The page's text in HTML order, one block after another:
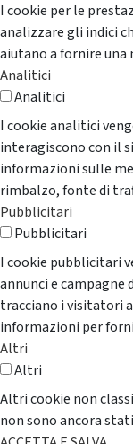
I cookie per le
analizzare gli indici
aiutano a fornire
Analitici
Analitici
I cookie analitici
interagiscono con il
informazioni sulle
rimbalzo, fonte di
Pubblicitari
Pubblicitari
I cookie pubblicitari
annunci e
tracciano i visitatori
informazioni per
Altri
Altri
Altri cookie non
non sono ancora